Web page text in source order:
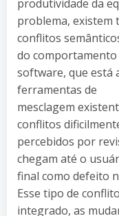
produtividade da
problema, existem
conflitos
do comportamento
software, que está
ferramentas de
mesclagem
conflitos
percebidos por
chegam até o
final como defeito
Esse tipo de
integrado, as